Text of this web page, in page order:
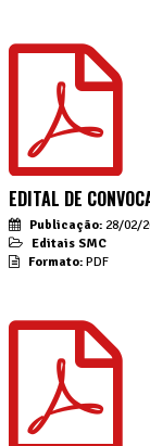
EDITAL DE
Publicação: 28/02/
Editais SMC
Formato: PDF